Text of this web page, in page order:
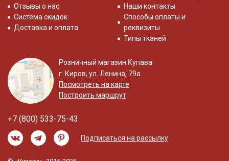
Отзывы о нас
Система скидок
Доставка и оплата
Наши контакты
Способы оплаты и
реквизиты
Типы тканей
Розничный магазин Купава
г. Киров, ул. Ленина, 79а
Посмотреть на карте
Построить маршрут
+7 (800) 533-75-43
Подписаться на рассылку